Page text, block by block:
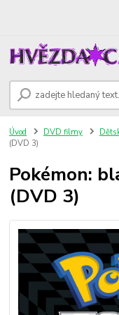
Úvod DVD filmy
(DVD 3)
Pokémon:
(DVD 3)